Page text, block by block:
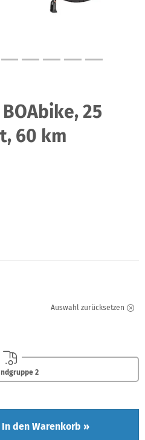
25
60 km
Auswahl zurücksetzen
2
In den Warenkorb »